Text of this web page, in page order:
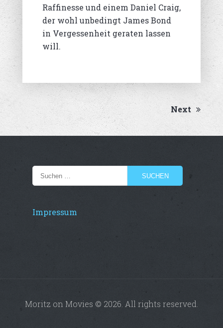
Raffinesse und einem Daniel Craig,
der wohl unbedingt James Bond
in Vergessenheit geraten lassen
will.
Next
Impressum
Moritz on Movies © 2026. All rights reserved.